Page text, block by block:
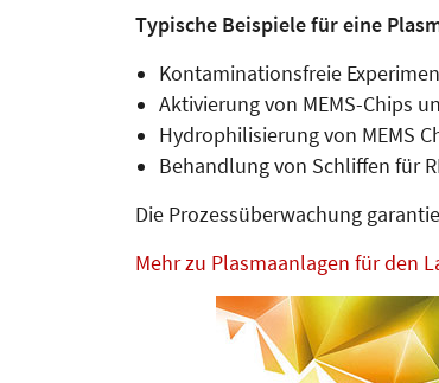
Typische Beispiele für eine
Kontaminationsfreie
Aktivierung von MEMS-Chips
Hydrophilisierung von MEMS
Behandlung von Schliffen für
Die Prozessüberwachung
Mehr zu Plasmaanlagen für den